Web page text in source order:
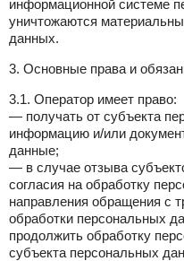
информационной системе
уничтожаются
данных.
3. Основные права и
3.1. Оператор имеет право:
— получать от субъекта
информацию и/или
данные;
— в случае отзыва
согласия на обработку
направления обращения с
обработки персональных
продолжить обработку
субъекта персональных